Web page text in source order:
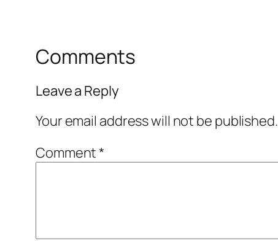
Comments
Leave a Reply
Your email address will not be published.
Comment*